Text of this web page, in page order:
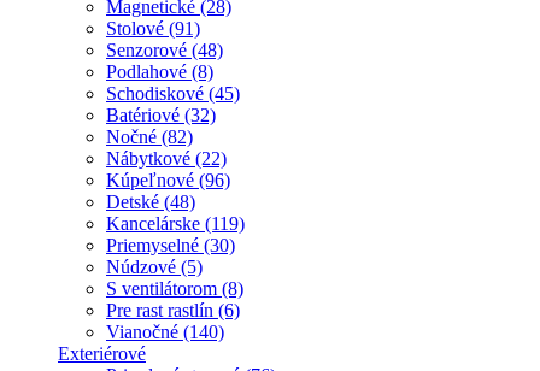
Magnetické (28)
Stolové (91)
Senzorové (48)
Podlahové (8)
Schodiskové (45)
Batériové (32)
Nočné (82)
Nábytkové (22)
Kúpeľnové (96)
Detské (48)
Kancelárske (119)
Priemyselné (30)
Núdzové (5)
S ventilátorom (8)
Pre rast rastlín (6)
Vianočné (140)
Exteriérové